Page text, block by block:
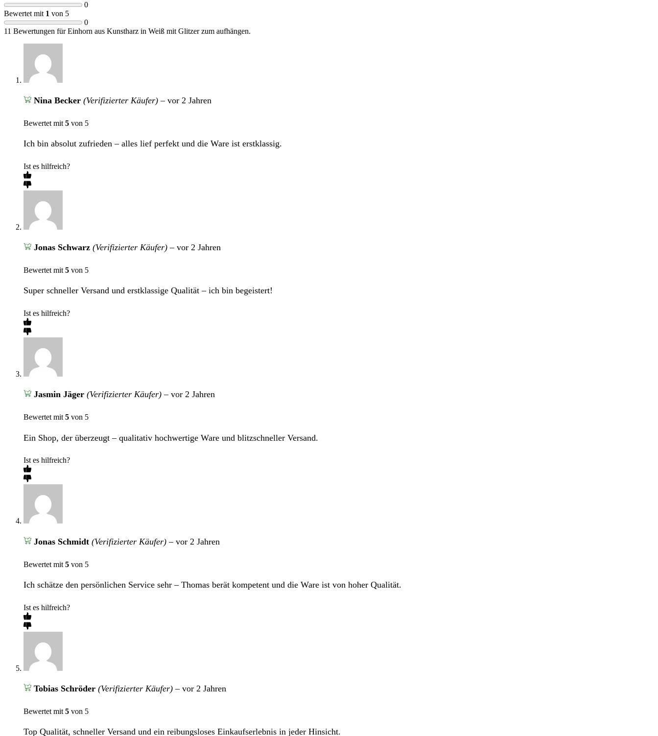
0
Bewertet mit 1 von 5
0
11 Bewertungen fürEinhorn aus Kunstharz in Weiß mit Glitzer zum aufhängen.
Nina Becker (Verifizierter Käufer) – vor 2 Jahren
Bewertet mit 5 von 5
Ich bin absolut zufrieden – alles lief perfekt und die Ware ist erstklassig.
Ist es hilfreich?
Jonas Schwarz (Verifizierter Käufer) – vor 2 Jahren
Bewertet mit 5 von 5
Super schneller Versand und erstklassige Qualität – ich bin begeistert!
Ist es hilfreich?
Jasmin Jäger (Verifizierter Käufer) – vor 2 Jahren
Bewertet mit 5 von 5
Ein Shop, der überzeugt – qualitativ hochwertige Ware und blitzschneller Versand.
Ist es hilfreich?
Jonas Schmidt (Verifizierter Käufer) – vor 2 Jahren
Bewertet mit 5 von 5
Ich schätze den persönlichen Service sehr – Thomas berät kompetent und die Ware ist von hoher Qualität.
Ist es hilfreich?
Tobias Schröder (Verifizierter Käufer) – vor 2 Jahren
Bewertet mit 5 von 5
Top Qualität, schneller Versand und ein reibungsloses Einkaufserlebnis in jeder Hinsicht.